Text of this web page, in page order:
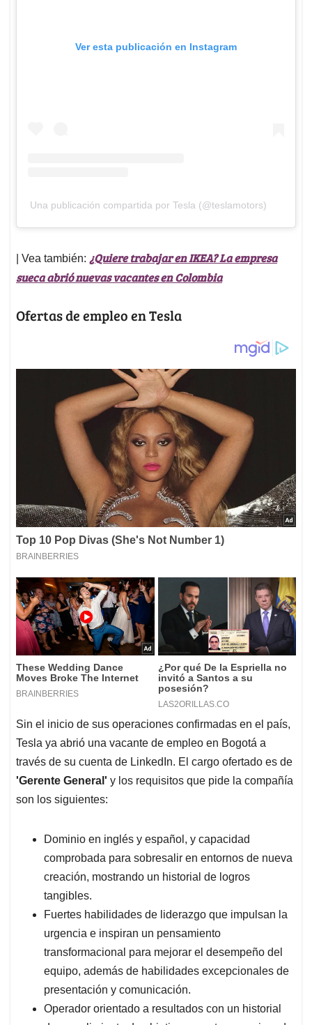
Ver esta publicación en Instagram
Una publicación compartida por Tesla (@teslamotors)
| Vea también: ¿Quiere trabajar en IKEA? La empresa
sueca abrió nuevas vacantes en Colombia
Ofertas de empleo en Tesla
Sin el inicio de sus operaciones confirmadas en el país,
Tesla ya abrió una vacante de empleo en Bogotá a
través de su cuenta de LinkedIn. El cargo ofertado es de
'Gerente General' y los requisitos que pide la compañía
son los siguientes:
Dominio en inglés y español, y capacidad
comprobada para sobresalir en entornos de nueva
creación, mostrando un historial de logros
tangibles.
Fuertes habilidades de liderazgo que impulsan la
urgencia e inspiran un pensamiento
transformacional para mejorar el desempeño del
equipo, además de habilidades excepcionales de
presentación y comunicación.
Operador orientado a resultados con un historial